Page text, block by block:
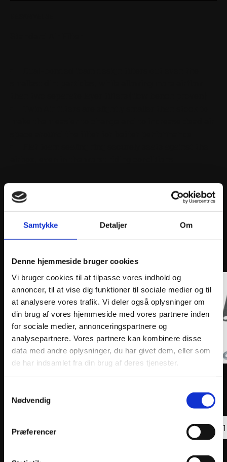
Samtykke Detaljer Om
Denne hjemmeside bruger cookies
Vi bruger cookies til at tilpasse vores indhold og
annoncer, til at vise dig funktioner til sociale medier og til
at analysere vores trafik. Vi deler også oplysninger om
din brug af vores hjemmeside med vores partnere inden
for sociale medier, annonceringspartnere og
analysepartnere. Vores partnere kan kombinere disse
data med andre oplysninger, du har givet dem, eller som
de har indsamlet fra din brug af deres tjenester.
Nødvendig
Præferencer
VFORCE REED VALVE ASSEMBLY V-FORCE 3
1.540kr.
inkl. moms
REED
VALVE
FORCE
inkl.
REED
VALVE